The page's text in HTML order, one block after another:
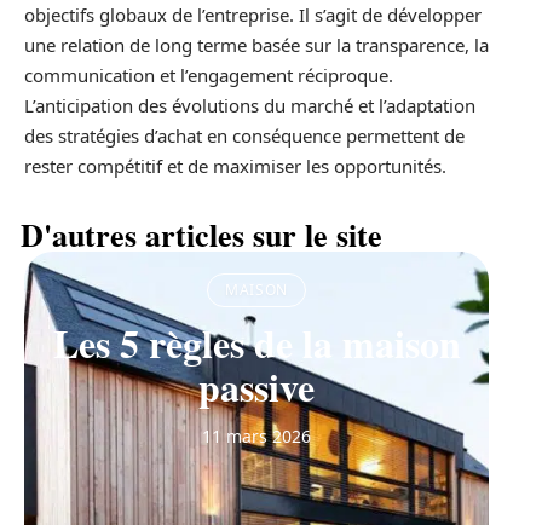
objectifs globaux de l’entreprise. Il s’agit de développer
une relation de long terme basée sur la transparence, la
communication et l’engagement réciproque.
L’anticipation des évolutions du marché et l’adaptation
des stratégies d’achat en conséquence permettent de
rester compétitif et de maximiser les opportunités.
D'autres articles sur le site
MAISON
Les 5 règles de la maison
passive
11 mars 2026